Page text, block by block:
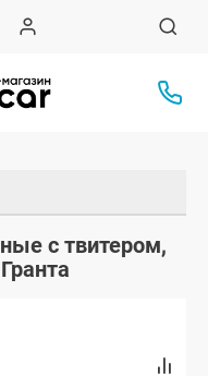
с твитером,